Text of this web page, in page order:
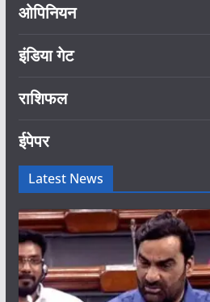
ओपिनियन
इंडिया गेट
राशिफल
ईपेपर
Latest News